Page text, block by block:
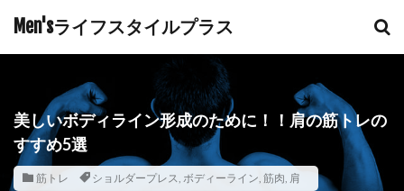
Men'sライフスタイルプラス
美しいボディライン形成のために！！肩の筋トレの
すすめ5選
筋トレ ショルダープレス, ボディーライン, 筋肉, 肩